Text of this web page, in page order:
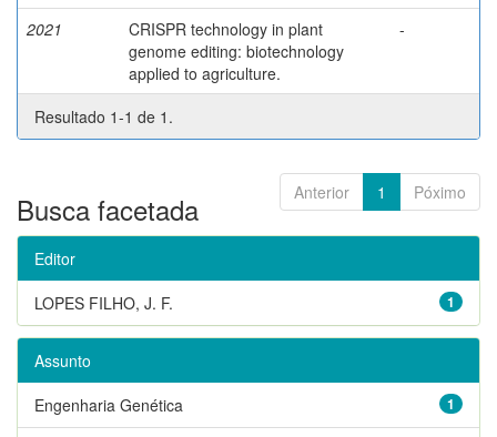
2021
CRISPR technology in plant
genome editing: biotechnology
applied to agriculture.
-
Resultado 1-1 de 1.
Anterior 1 Póximo
Busca facetada
Editor
1
LOPES FILHO, J. F.
Assunto
1
Engenharia Genética